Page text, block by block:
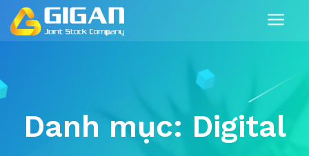
Danh mục: Digital